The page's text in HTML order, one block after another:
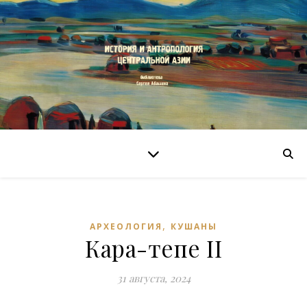
АРХЕОЛОГИЯ , КУШАНЫ
Кара-тепе II
31 августа, 2024